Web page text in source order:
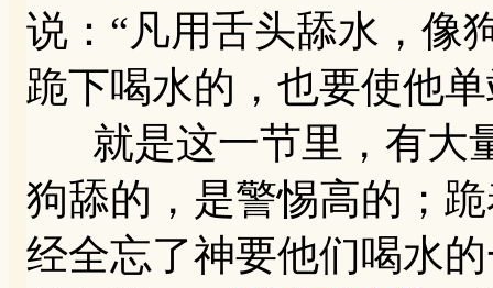
说：“凡用舌头舔水，像
跪下喝水的，也要使他
就是这一节里，有大
狗舔的，是警惕高的；
经全忘了神要他们喝水